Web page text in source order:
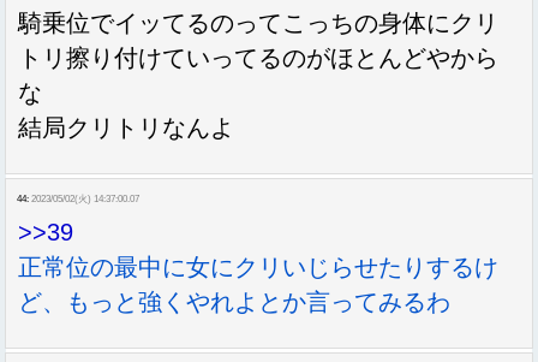
騎乗位でイッてるのってこっちの身体にクリ
トリ擦り付けていってるのがほとんどやから
な
結局クリトリなんよ
44: 2023/05/02(火) 14:37:00.07
>>39
正常位の最中に女にクリいじらせたりするけ
ど、もっと強くやれよとか言ってみるわ